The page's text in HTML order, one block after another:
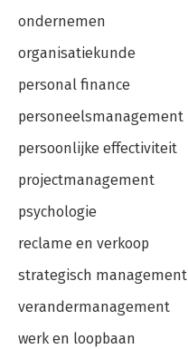
ondernemen
organisatiekunde
personal finance
personeelsmanagement
persoonlijke effectiviteit
projectmanagement
psychologie
reclame en verkoop
strategisch management
verandermanagement
werk en loopbaan